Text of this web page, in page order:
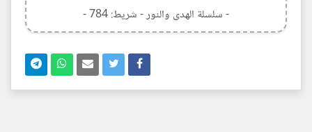
- سلسلة الهدى والنور - شريط: 784 -